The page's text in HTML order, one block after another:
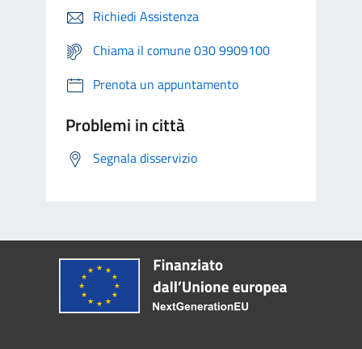
Richiedi Assistenza
Chiama il comune 030 9909100
Prenota un appuntamento
Problemi in città
Segnala disservizio